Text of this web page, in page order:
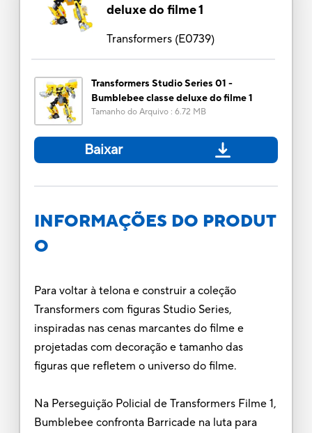
deluxe do filme 1
Transformers(E0739)
Transformers Studio Series 01 -
Bumblebee classe deluxe do filme 1
Tamanho do Arquivo: 6.72 MB
Baixar
INFORMAÇÕES DO PRODUT
O
Para voltar à telona e construir a coleção
Transformers com figuras Studio Series,
inspiradas nas cenas marcantes do filme e
projetadas com decoração e tamanho das
figuras que refletem o universo do filme.
Na Perseguição Policial de Transformers Filme 1,
Bumblebee confronta Barricade na luta para